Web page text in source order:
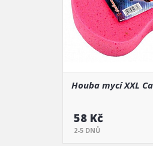
Houba mycí XXL
58 Kč
2-5 DNŮ